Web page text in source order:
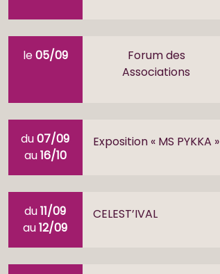
le05/09
Forum des
Associations
du07/09
au16/10
Exposition « MS PYKKA »
du11/09
au12/09
CELEST’IVAL